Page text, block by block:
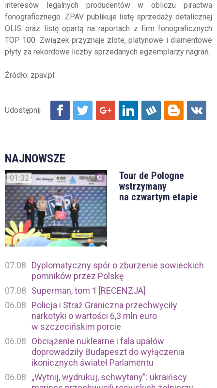
interesów legalnych producentów w obliczu piractwa
fonograficznego. ZPAV publikuje listę sprzedaży detalicznej
OLIS oraz listę opartą na raportach z firm fonograficznych
TOP 100. Związek przyznaje złote, platynowe i diamentowe
płyty za rekordowe liczby sprzedanych egzemplarzy nagrań.
Źródło: zpav.pl
NAJNOWSZE
01:32
Tour de Pologne
wstrzymany
na czwartym etapie
07.08
Dyplomatyczny spór o zburzenie sowieckich
pomników przez Polskę
07.08
Superman, tom 1 [RECENZJA]
06.08
Policja i Straż Graniczna przechwyciły
narkotyki o wartości 6,3 mln euro
w szczecińskim porcie
06.08
Obciążenie nuklearne i fala upałów
doprowadziły Budapeszt do wyłączenia
ikonicznych świateł Parlamentu
06.08
„Wytnij, wydrukuj, schwytany”: ukraińscy